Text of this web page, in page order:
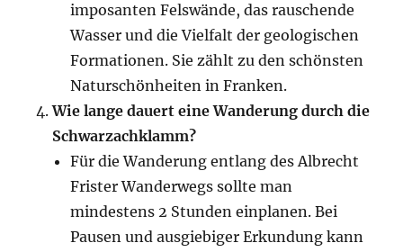
imposanten Felswände, das rauschende
Wasser und die Vielfalt der geologischen
Formationen. Sie zählt zu den schönsten
Naturschönheiten in Franken.
Wie lange dauert eine Wanderung durch die
Schwarzachklamm?
Für die Wanderung entlang des Albrecht
Frister Wanderwegs sollte man
mindestens 2 Stunden einplanen. Bei
Pausen und ausgiebiger Erkundung kann